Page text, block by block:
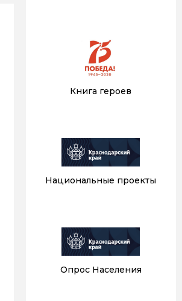
Книга героев
Национальные проекты
Опрос Населения